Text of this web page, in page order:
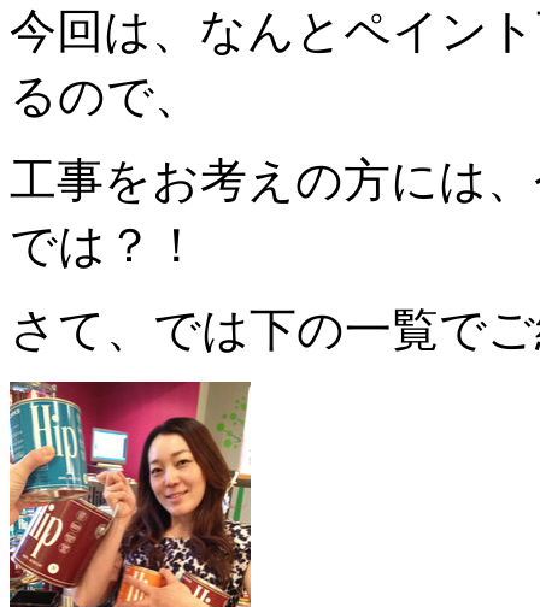
今回は、なんとペイン
るので、
工事をお考えの方には
では？！
さて、では下の一覧で